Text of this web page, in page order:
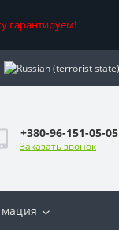
гарантируем!
+380-96-151-05-05
Заказать звонок